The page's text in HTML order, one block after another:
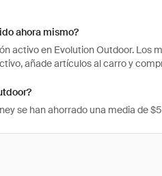
ahora mismo?
activo en Evolution Outdoor. Los
añade artículos al carro y
se han ahorrado una media de